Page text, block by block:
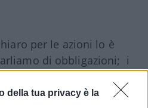
della tua privacy è la
per le azioni lo è
di obbligazioni; i
sogni tranquilli.